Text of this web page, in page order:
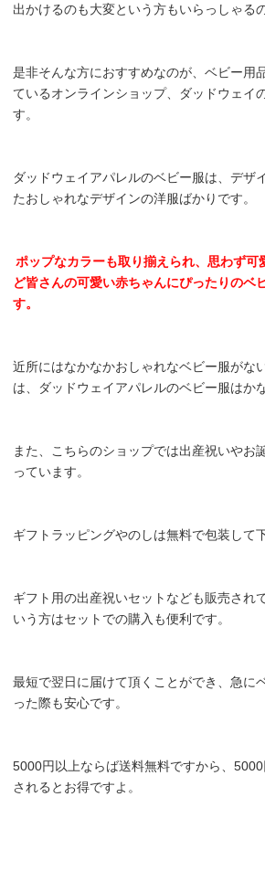
出かけるのも大変という方もいらっしゃる
是非そんな方におすすめなのが、ベビー用
ているオンラインショップ、ダッドウェイ
す。
ダッドウェイアパレルのベビー服は、デザ
たおしゃれなデザインの洋服ばかりです。
ポップなカラーも取り揃えられ、思わず可
ど皆さんの可愛い赤ちゃんにぴったりのベ
す。
近所にはなかなかおしゃれなベビー服がな
は、ダッドウェイアパレルのベビー服はか
また、こちらのショップでは出産祝いやお
っています。
ギフトラッピングやのしは無料で包装して
ギフト用の出産祝いセットなども販売され
いう方はセットでの購入も便利です。
最短で翌日に届けて頂くことができ、急に
った際も安心です。
5000円以上ならば送料無料ですから、
されるとお得ですよ。